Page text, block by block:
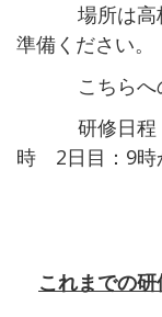
場所は高校
準備ください。
こちらへの
研修日程：
時 2日目：9時
一部の研
これまでの